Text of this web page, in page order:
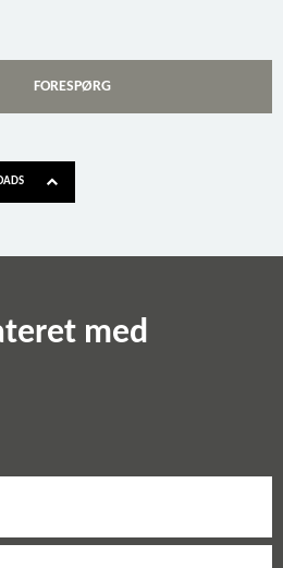
FORESPØRG
med